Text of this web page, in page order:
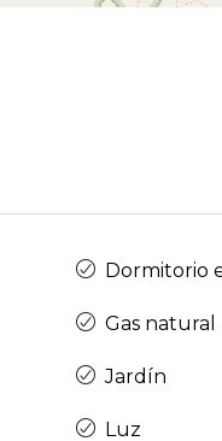
Dormitorio
Gas natural
Jardín
Luz